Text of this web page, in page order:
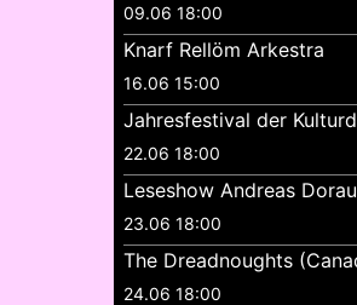
09.06 18:00
Knarf Rellöm Arkestra
16.06 15:00
Jahresfestival der
22.06 18:00
Leseshow Andreas
23.06 18:00
The Dreadnoughts
24.06 18:00